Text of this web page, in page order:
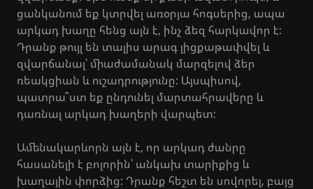
ցանկանում եք կտրվել առօրյա հոգսերից, ապա
արկադ խաղը հենց այն է, ինչ ձեզ հարկավոր է:
Դրանք թույլ են տալիս արագ լիցքաթափվել և
զվարճանալ՝ միաժամանակ մարզելով ձեր
ռեակցիան և ուշադրությունը: Այսպիսով,
պատրա՞ստ եք ընդունել մարտահրավերը և
դառնալ արկադ խաղերի վարպետ:
Ամենակարևորն այն է, որ արկադ ժանրը
հասանելի է բոլորին՝ անկախ տարիքից և
խաղային փորձից: Դրանք հեշտ են սովորել, բայց